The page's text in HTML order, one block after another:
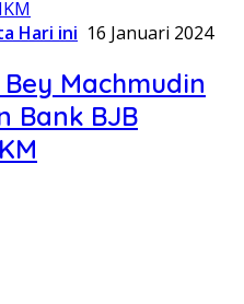
Hari ini 16 Januari 2024
Machmudin
Bank BJB